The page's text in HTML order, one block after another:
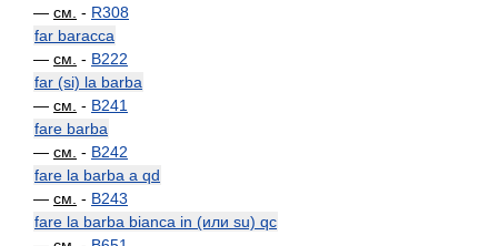
— см. - R308
far baracca
— см. - B222
far (si) la barba
— см. - B241
fare barba
— см. - B242
fare la barba a qd
— см. - B243
fare la barba bianca in (или su) qc